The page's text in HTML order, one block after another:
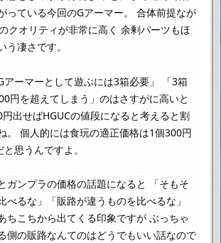
っている今回のGアーマー。
合体前提なが
クオリティが非常に高く 余剰パーツもほ
う凄さです。
ーマーとして遊ぶには3箱必要」
「3箱
円を超えてしまう」のはさすがに高いと
出せばHGUCの値段になると考えると割
個人的には食玩の適正価格は1個300円
思うんですよ。
ガンプラの価格の話題になると
「そもそ
べるな」「販路が違うものを比べるな」
ちこちから出てくる印象ですがぶっちゃ
側の販路なんてのはどうでもいい話なので